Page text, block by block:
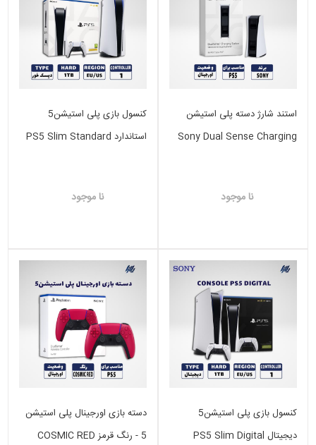
استند شارژ دسته پلی استیشن
Sony Dual Sense Charging
نا موجود
کنسول بازی پلی استیشن5
استاندارد PS5 Slim Standard
نا موجود
کنسول بازی پلی استیشن5
دیجیتال PS5 Slim Digital
دسته بازی اورجینال پلی استیشن
5 - رنگ قرمز COSMIC RED